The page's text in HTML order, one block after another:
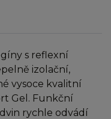
s reflexní
izolační,
vysoce kvalitní
Gel. Funkční
rychle odvádí